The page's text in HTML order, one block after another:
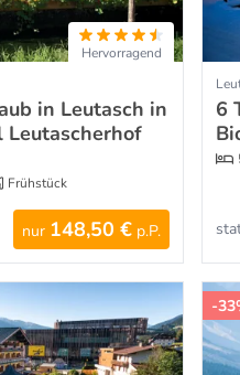
Hervorragend
in Leutasch in
Frühstück
nur 148,50 € p.P.
6
-